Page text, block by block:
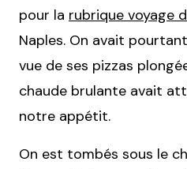
pour la rubrique voyage
Naples. On avait
vue de ses pizzas
chaude brulante avait
notre appétit.
On est tombés sous le